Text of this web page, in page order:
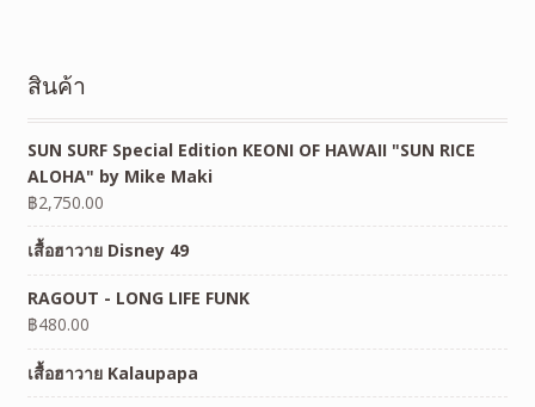
สินค้า
SUN SURF Special Edition KEONI OF HAWAII "SUN RICE
ALOHA" by Mike Maki
฿2,750.00
เสื้อฮาวาย Disney 49
RAGOUT - LONG LIFE FUNK
฿480.00
เสื้อฮาวาย Kalaupapa